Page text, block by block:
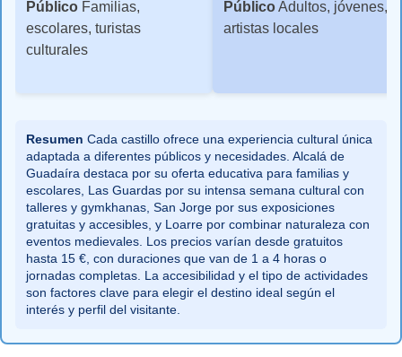
Público Familias,
escolares, turistas
culturales
PúblicoAdultos, jóvenes,
artistas locales
Resumen Cada castillo ofrece una experiencia cultural única
adaptada a diferentes públicos y necesidades. Alcalá de
Guadaíra destaca por su oferta educativa para familias y
escolares, Las Guardas por su intensa semana cultural con
talleres y gymkhanas, San Jorge por sus exposiciones
gratuitas y accesibles, y Loarre por combinar naturaleza con
eventos medievales. Los precios varían desde gratuitos
hasta 15 €, con duraciones que van de 1 a 4 horas o
jornadas completas. La accesibilidad y el tipo de actividades
son factores clave para elegir el destino ideal según el
interés y perfil del visitante.